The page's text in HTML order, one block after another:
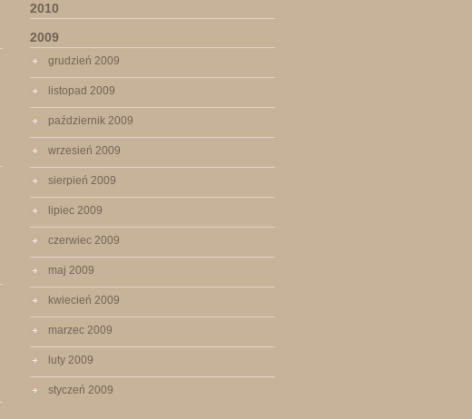
2010
2009
grudzień 2009
listopad 2009
październik 2009
wrzesień 2009
sierpień 2009
lipiec 2009
czerwiec 2009
maj 2009
kwiecień 2009
marzec 2009
luty 2009
styczeń 2009